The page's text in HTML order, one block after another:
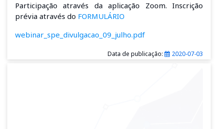
Participação através da aplicação Zoom. Inscrição
prévia através do FORMULÁRIO
webinar_spe_divulgacao_09_julho.pdf
Data de publicação: 2020-07-03